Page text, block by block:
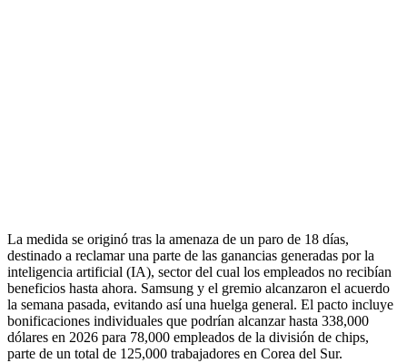
La medida se originó tras la amenaza de un paro de 18 días,
destinado a reclamar una parte de las ganancias generadas por la
inteligencia artificial (IA), sector del cual los empleados no recibían
beneficios hasta ahora. Samsung y el gremio alcanzaron el acuerdo
la semana pasada, evitando así una huelga general. El pacto incluye
bonificaciones individuales que podrían alcanzar hasta 338,000
dólares en 2026 para 78,000 empleados de la división de chips,
parte de un total de 125,000 trabajadores en Corea del Sur.